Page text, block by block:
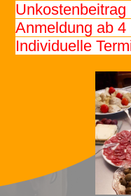
Anmeldung ab 4
Individuelle